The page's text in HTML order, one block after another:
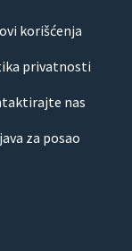
korišćenja
privatnosti
nas
za posao